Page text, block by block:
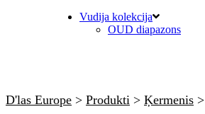
Vudija kolekcija
OUD diapazons
D'las Europe > Produkti > Ķermenis >